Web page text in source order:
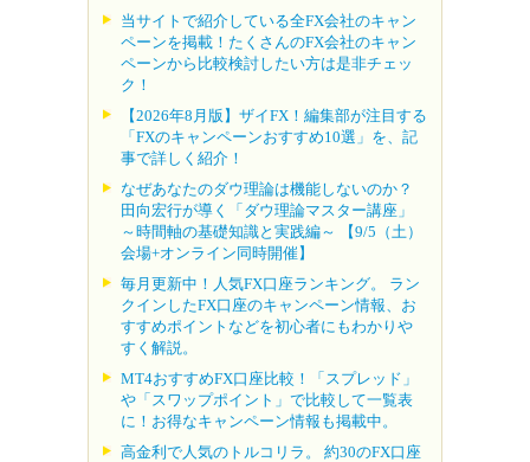
当サイトで紹介している全FX会社のキャン
ペーンを掲載！たくさんのFX会社のキャン
ペーンから比較検討したい方は是非チェッ
ク！
【2026年8月版】ザイFX！編集部が注目する
「FXのキャンペーンおすすめ10選」を、記
事で詳しく紹介！
なぜあなたのダウ理論は機能しないのか？
田向宏行が導く「ダウ理論マスター講座」
～時間軸の基礎知識と実践編～ 【9/5（土）
会場+オンライン同時開催】
毎月更新中！人気FX口座ランキング。 ラン
クインしたFX口座のキャンペーン情報、お
すすめポイントなどを初心者にもわかりや
すく解説。
MT4おすすめFX口座比較！「スプレッド」
や「スワップポイント」で比較して一覧表
に！お得なキャンペーン情報も掲載中。
高金利で人気のトルコリラ。 約30のFX口座